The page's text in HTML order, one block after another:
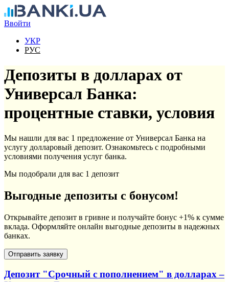
Перейти к основному содержанию
Ввойти
УКР
РУС
Депозиты в долларах от
Универсал Банка:
процентные ставки, условия
Мы нашли для вас 1 предложение от Универсал Банка на
услугу долларовый депозит. Ознакомьтесь с подробными
условиями получения услуг банка.
Мы подобрали для вас 1 депозит
Выгодные депозиты с бонусом!
Открывайте депозит в гривне и получайте бонус +1% к сумме
вклада. Оформляйте онлайн выгодные депозиты в надежных
банках.
Депозит "Срочный с пополнением" в долларах –